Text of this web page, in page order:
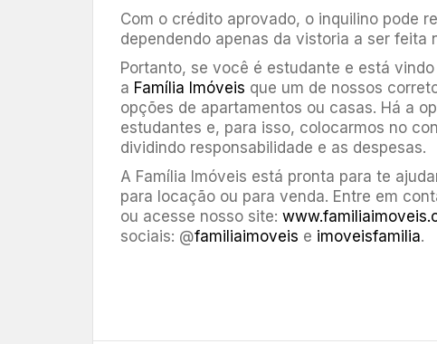
Com o crédito aprovado, o inquilino pode
dependendo apenas da vistoria a ser feita
Portanto, se você é estudante e está
a Família Imóveis que um de nossos
opções de apartamentos ou casas. Há a
estudantes e, para isso, colocarmos no
dividindo responsabilidade e as despesas.
A Família Imóveis está pronta para te
para locação ou para venda. Entre em
ou acesse nosso site:
sociais: @familiaimoveis e imoveisfamilia.